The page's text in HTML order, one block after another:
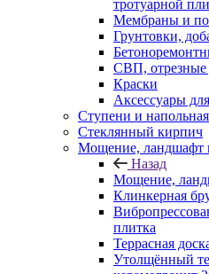
тротуарной
Мембраны и
Грунтовки,
СВП, отрезные
Краски
Аксессуары
Ступени и
Cтеклянный кирпич
Мощение, ландшафт
Назад
Мощение,
Клинкерная
плитка
Террасная
Утолщённый